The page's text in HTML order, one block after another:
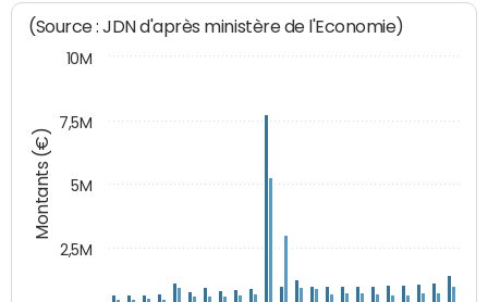
Montants (€)
(Source : JDN d'après ministère de l'Economie)
2,5M
5M
7,5M
10M